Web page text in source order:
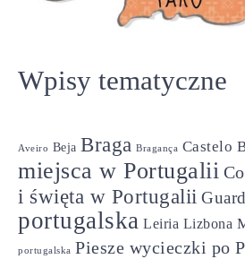
Wpisy tematyczne
Aveiro Beja Braga Bragança Castelo
miejsca w Portugalii
i święta w Portugalii
portugalska Leiria Lizbona
portugalska Piesze wycieczki po